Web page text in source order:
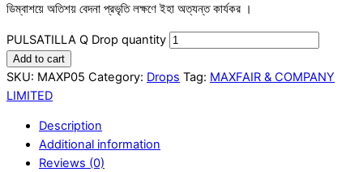
ডিম্বাশয়ে অতিশয় বেদনা প্রভৃতি লক্ষণে ইহা অত্যন্ত কার্যকর ।
PULSATILLA Q Drop quantity
Add to cart
SKU: MAXP05 Category: Drops Tag: MAXFAIR & COMPANY
LIMITED
Description
Additional information
Reviews (0)